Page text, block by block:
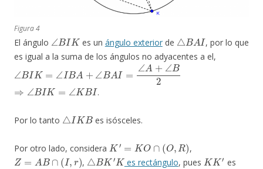
Figura 4
El ángulo
∠BIK
es un ángulo exteriorde
△ BA I
, por lo que
es igual a la suma de los ángulos no adyacentes a el,
∠BIK= BA+∠ =∠ A+ B2
BIK=∠ I
.
Por lo tanto
△ KB
es isósceles.
Por otro lado, considera
K′= O∩ (O )
,
Z= AB∩(I,r)
,
△BK′K
es rectángulo, pues
KK′
es